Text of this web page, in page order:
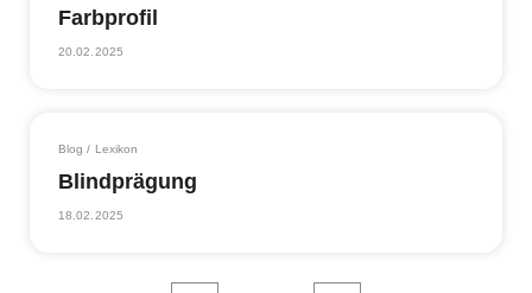
Farbprofil
20.02.2025
Blog / Lexikon
Blindprägung
18.02.2025